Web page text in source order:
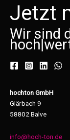
Jetzt
Wir sind
hoch|
hochton GmbH
Glärbach 9
58802 Balve
info@hoch-ton.de